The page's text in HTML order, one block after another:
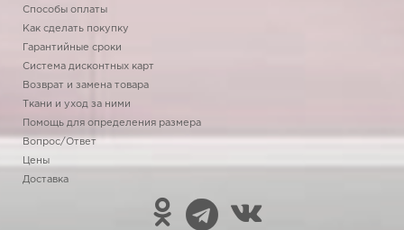
Способы оплаты
Как сделать покупку
Гарантийные сроки
Система дисконтных карт
Возврат и замена товара
Ткани и уход за ними
Помощь для определения размера
Вопрос/Ответ
Цены
Доставка